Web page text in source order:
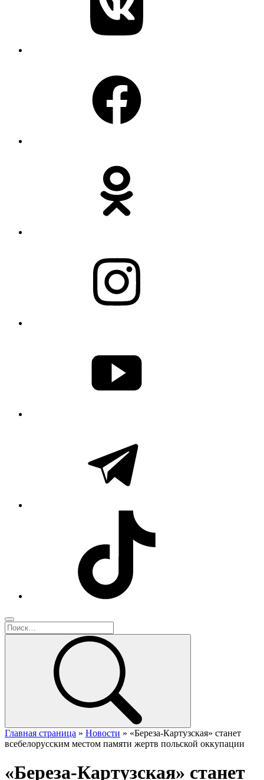
Главная страница » Новости » «Береза-Картузская» станет
всебелорусским местом памяти жертв польской оккупации
«Береза-Картузская» станет